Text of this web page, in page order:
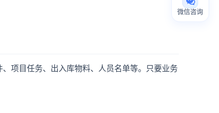
项目任务、出入库物料、人员名单等。只要业务
微信咨询